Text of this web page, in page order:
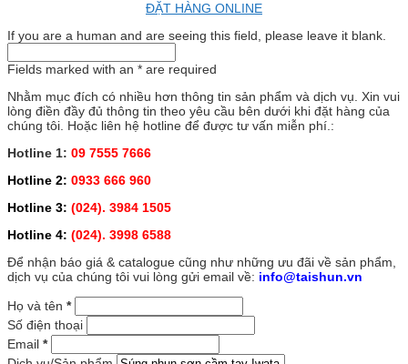
ĐẶT HÀNG ONLINE
If you are a human and are seeing this field, please leave it blank.
Fields marked with an * are required
Nhằm mục đích có nhiều hơn thông tin sản phẩm và dịch vụ. Xin vui
lòng điền đầy đủ thông tin theo yêu cầu bên dưới khi đặt hàng của
chúng tôi. Hoặc liên hệ hotline để được tư vấn miễn phí.:
Hotline 1: 09 7555 7666
Hotline 2: 0933 666 960
Hotline 3: (024). 3984 1505
Hotline 4: (024). 3998 6588
Để nhận báo giá & catalogue cũng như những ưu đãi về sản phẩm,
dịch vụ của chúng tôi vui lòng gửi email về: info@taishun.vn
Họ và tên *
Số điện thoại
Email *